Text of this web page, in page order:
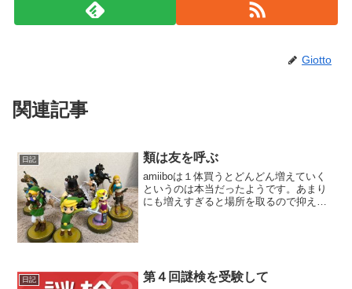
Giotto
関連記事
日記 類は友を呼ぶ
amiiboは１体買うとどんどん増えていく
というのは本当だったようです。あまり
にも増えすぎると場所を取るので抑えた
日記 第４回謎検を受験して